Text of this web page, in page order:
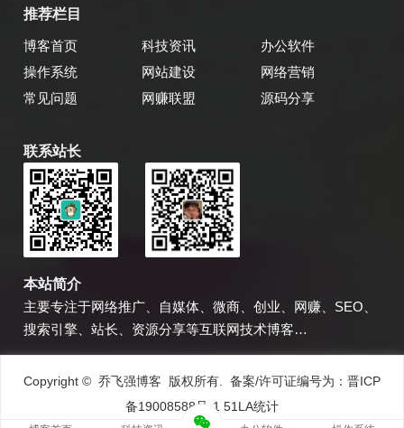
推荐栏目
博客首页 科技资讯
办公软件
操作系统
网站建设
网络营销
常见问题
网赚联盟 源码分享
联系站长
本站简介
主要专注于网络推广、自媒体、微商、创业、网赚、SEO、
搜索引擎、站长、资源分享等互联网技术博客…
Copyright © 乔飞强博客 版权所有. 备案/许可证编号为： 晋ICP
备19008588号-1 51LA统计